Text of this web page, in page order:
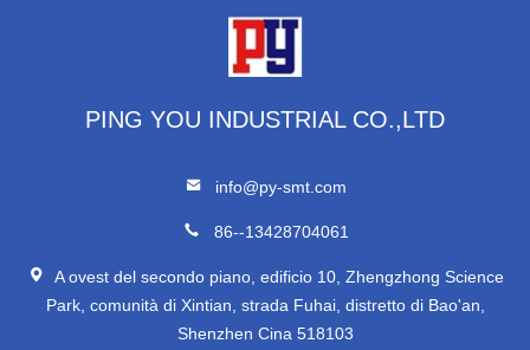
PING YOU INDUSTRIAL CO.,LTD
info@py-smt.com
86--13428704061
A ovest del secondo piano, edificio 10, Zhengzhong Science
Park, comunità di Xintian, strada Fuhai, distretto di Bao'an,
Shenzhen Cina 518103